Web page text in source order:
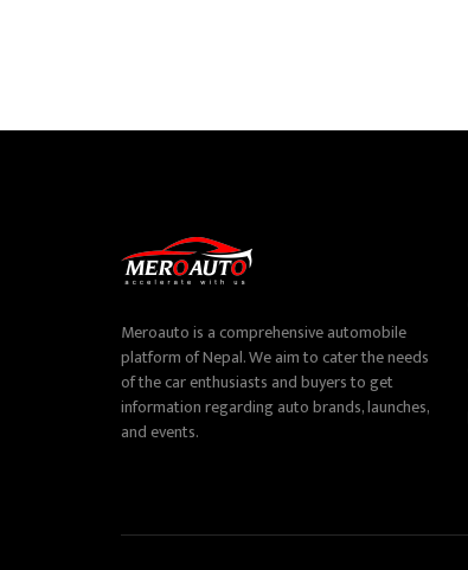
Meroauto is a comprehensive automobile
platform of Nepal. We aim to cater the needs
of the car enthusiasts and buyers to get
information regarding auto brands, launches,
and events.